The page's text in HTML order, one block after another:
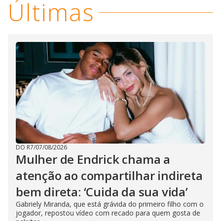
i
d
e
o
Últimas
DO R7/07/08/2026
Mulher de Endrick chama a
atenção ao compartilhar indireta
bem direta: ‘Cuida da sua vida’
Gabriely Miranda, que está grávida do primeiro filho com o
jogador, repostou vídeo com recado para quem gosta de